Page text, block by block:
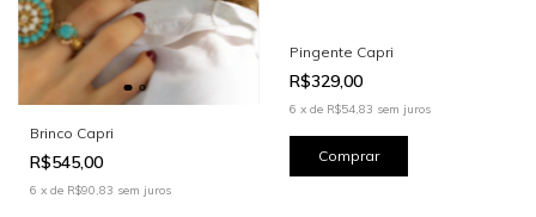
Brinco Capri
R$545,00
6 x de R$90,83 sem juros
Pingente Capri
R$329,00
6 x de R$54,83 sem juros